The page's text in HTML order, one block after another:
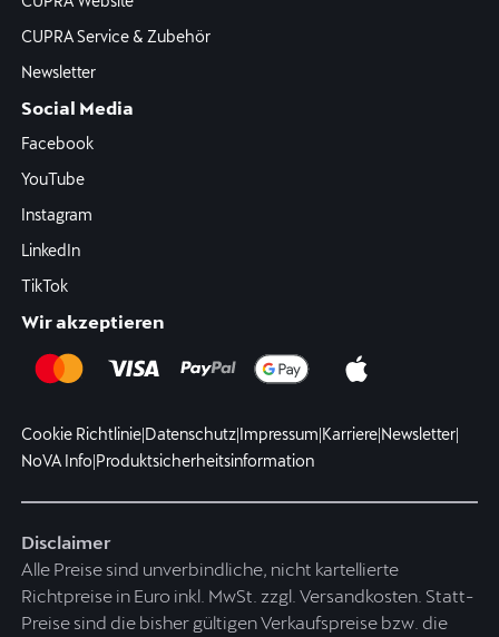
CUPRA Service & Zubehör
Newsletter
Social Media
Facebook
YouTube
Instagram
LinkedIn
TikTok
Wir akzeptieren
Cookie Richtlinie|Datenschutz|Impressum|Karriere|Newsletter|
NoVA Info|Produktsicherheitsinformation
Disclaimer
Alle Preise sind unverbindliche, nicht kartellierte
Richtpreise in Euro inkl. MwSt. zzgl. Versandkosten. Statt-
Preise sind die bisher gültigen Verkaufspreise bzw. die